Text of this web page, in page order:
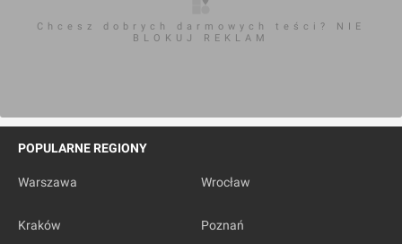
Chcesz dobrych darmowych teści? NIE
BLOKUJ REKLAM
POPULARNE REGIONY
Warszawa Wrocław
Kraków Poznań